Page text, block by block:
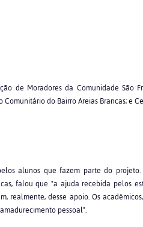
de Moradores da Comunidade São
do Bairro Areias Brancas; e
alunos que fazem parte do
falou que "a ajuda recebida pelos
realmente, desse apoio. Os
pessoal".